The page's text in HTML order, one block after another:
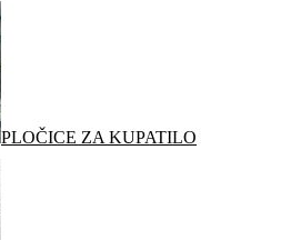
PLOČICE ZA KUPATILO